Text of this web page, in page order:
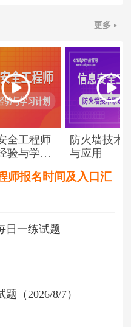
更多
全工程师
验与学习
防火墙技术
与应用
师报名时间及入口汇
日一练试题
（2026/8/7）